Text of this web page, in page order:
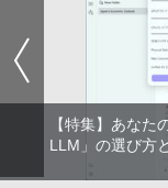
【特集】あな
LLM」の選び方